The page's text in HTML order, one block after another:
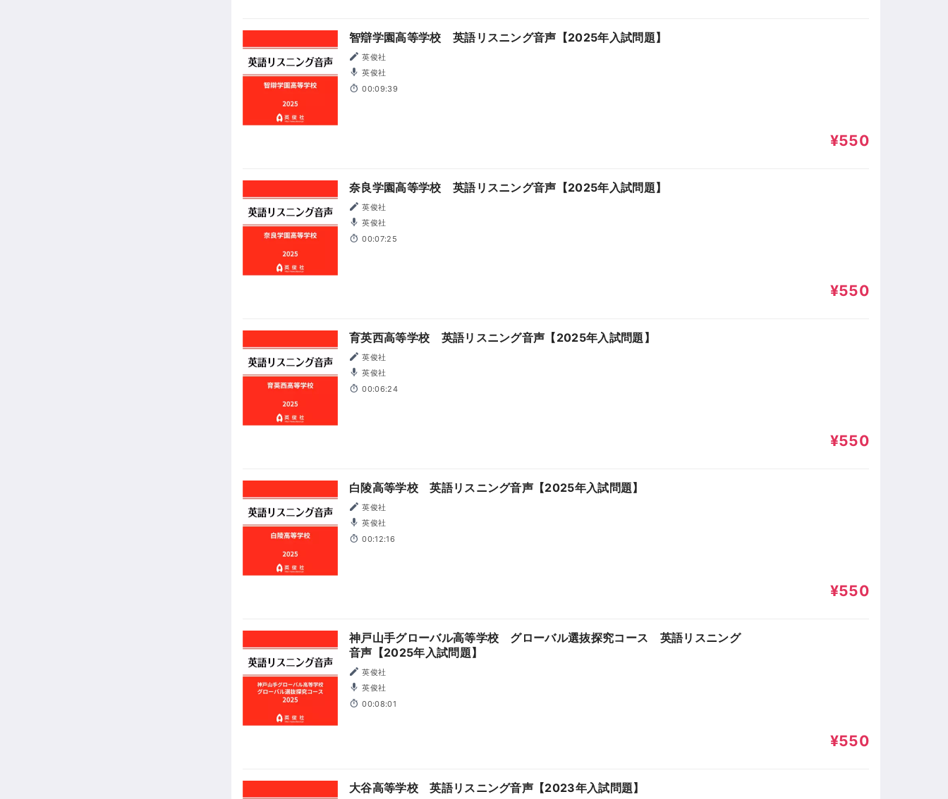
智辯学園高等学校 英語リスニング音声【2025年入試問題】
英俊社
英俊社
00:09:39
¥550
奈良学園高等学校 英語リスニング音声【2025年入試問題】
英俊社
英俊社
00:07:25
¥550
育英西高等学校 英語リスニング音声【2025年入試問題】
英俊社
英俊社
00:06:24
¥550
白陵高等学校 英語リスニング音声【2025年入試問題】
英俊社
英俊社
00:12:16
¥550
神戸山手グローバル高等学校 グローバル選抜探究コース 英語リスニング
音声【2025年入試問題】
英俊社
英俊社
00:08:01
¥550
大谷高等学校 英語リスニング音声【2023年入試問題】